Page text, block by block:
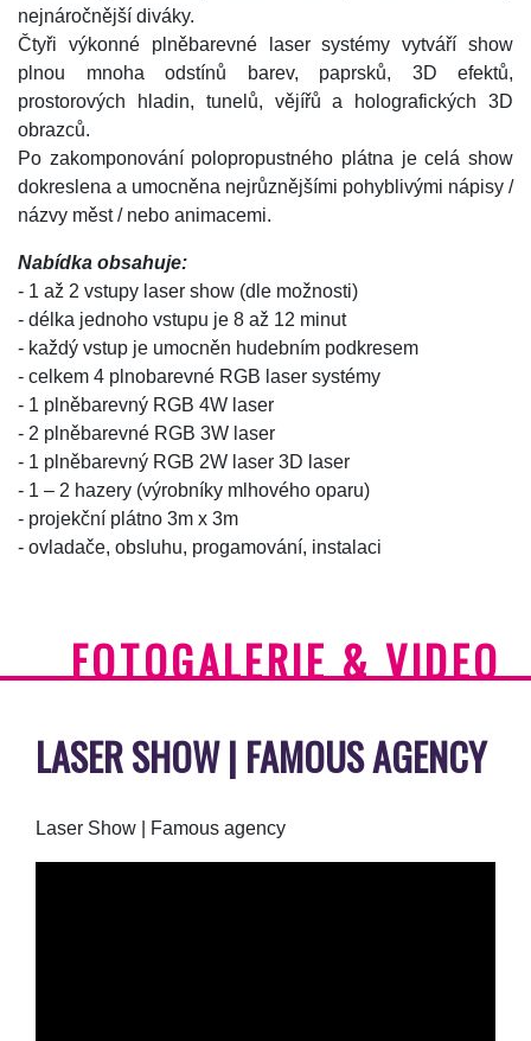
nejnáročnější diváky.
Čtyři výkonné plněbarevné laser systémy vytváří show
plnou mnoha odstínů barev, paprsků, 3D efektů,
prostorových hladin, tunelů, vějířů a holografických 3D
obrazců.
Po zakomponování polopropustného plátna je celá show
dokreslena a umocněna nejrůznějšími pohyblivými nápisy /
názvy měst / nebo animacemi.
Nabídka obsahuje:
- 1 až 2 vstupy laser show (dle možnosti)
- délka jednoho vstupu je 8 až 12 minut
- každý vstup je umocněn hudebním podkresem
- celkem 4 plnobarevné RGB laser systémy
- 1 plněbarevný RGB 4W laser
- 2 plněbarevné RGB 3W laser
- 1 plněbarevný RGB 2W laser 3D laser
- 1 – 2 hazery (výrobníky mlhového oparu)
- projekční plátno 3m x 3m
- ovladače, obsluhu, progamování, instalaci
FOTOGALERIE & VIDEO
LASER SHOW | FAMOUS AGENCY
Laser Show | Famous agency